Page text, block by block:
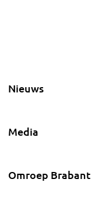
Nieuws
Media
Omroep Brabant